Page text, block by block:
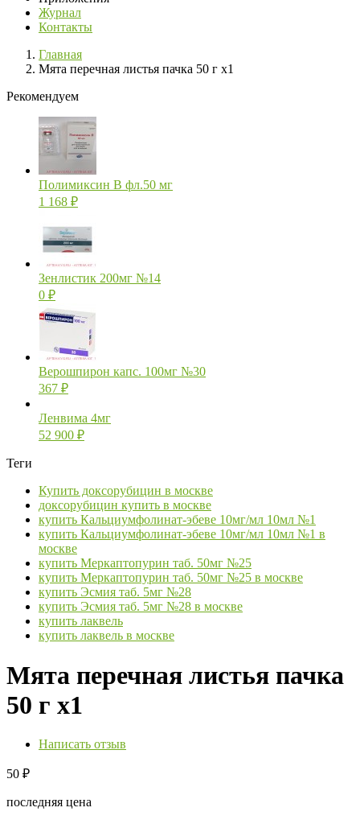
Журнал
Контакты
Главная
Мята перечная листья пачка 50 г х1
Рекомендуем
Полимиксин В фл.50 мг
1 168 ₽
Зенлистик 200мг №14
0 ₽
Верошпирон капс. 100мг №30
367 ₽
Ленвима 4мг
52 900 ₽
Теги
Купить доксорубицин в москве
доксорубицин купить в москве
купить Кальциумфолинат-эбеве 10мг/мл 10мл №1
купить Кальциумфолинат-эбеве 10мг/мл 10мл №1 в
москве
купить Меркаптопурин таб. 50мг №25
купить Меркаптопурин таб. 50мг №25 в москве
купить Эсмия таб. 5мг №28
купить Эсмия таб. 5мг №28 в москве
купить лаквель
купить лаквель в москве
Мята перечная листья пачка
50 г х1
Написать отзыв
50 ₽
последняя цена